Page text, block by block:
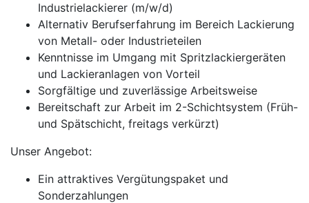
Industrielackierer (m/w/d)
Alternativ Berufserfahrung im Bereich Lackierung
von Metall- oder Industrieteilen
Kenntnisse im Umgang mit Spritzlackiergeräten
und Lackieranlagen von Vorteil
Sorgfältige und zuverlässige Arbeitsweise
Bereitschaft zur Arbeit im 2-Schichtsystem (Früh-
und Spätschicht, freitags verkürzt)
Unser Angebot:
Ein attraktives Vergütungspaket und
Sonderzahlungen